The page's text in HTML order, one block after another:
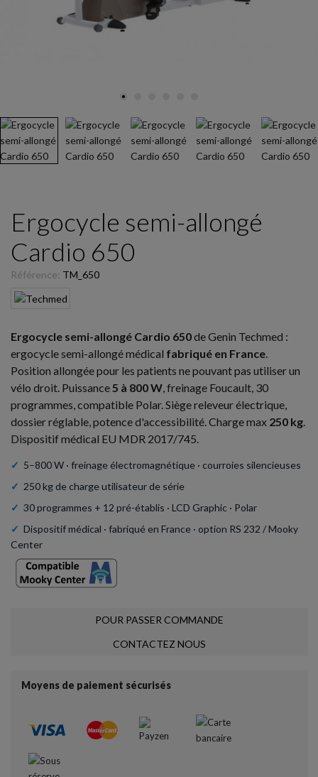
Ergocycle semi-allongé
Cardio 650
Référence: TM_650
Ergocycle semi-allongé Cardio 650de Genin Techmed :
ergocycle semi-allongé médical fabriqué en France.
Position allongée pour les patients ne pouvant pas utiliser un
vélo droit. Puissance5 à 800 W, freinage Foucault, 30
programmes, compatible Polar. Siège releveur électrique,
dossier réglable, potence d'accessibilité. Charge max 250 kg.
Dispositif médical EU MDR 2017/745.
✓ 5–800 W · freinage électromagnétique · courroies silencieuses
✓ 250 kg de charge utilisateur de série
✓ 30 programmes + 12 pré-établis · LCD Graphic · Polar
✓ Dispositif médical · fabriqué en France · option RS 232 / Mooky
Center
POUR PASSER COMMANDE
CONTACTEZ NOUS
Moyens de paiement sécurisés